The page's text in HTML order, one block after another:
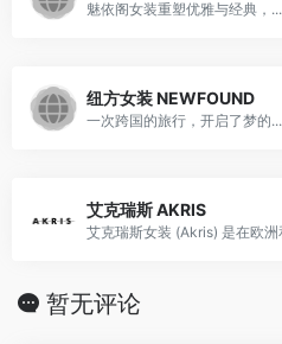
魅依阁女装重塑优雅与经典，...
纽方女装 NEWFOUND
一次跨国的旅行，开启了梦的...
艾克瑞斯 AKRIS
暂无评论